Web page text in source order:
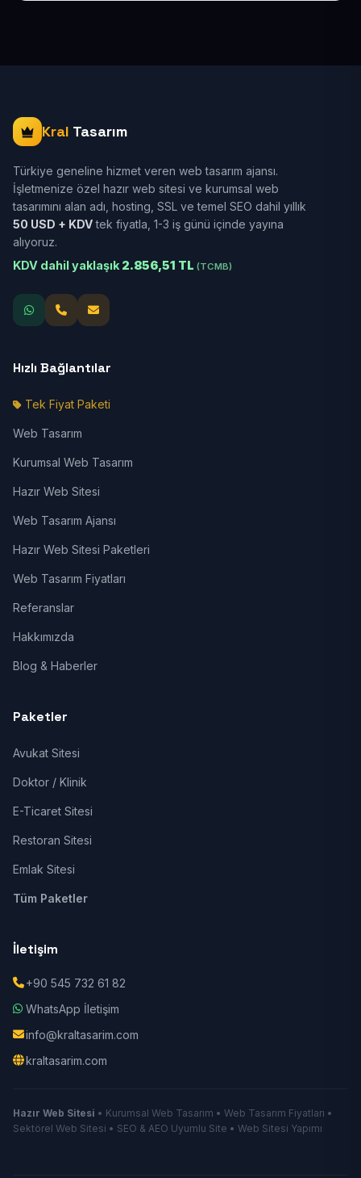
Kral Tasarım
Türkiye geneline hizmet veren web tasarım ajansı.
İşletmenize özel hazır web sitesi ve kurumsal web
tasarımını alan adı, hosting, SSL ve temel SEO dahil yıllık
50 USD + KDVtek fiyatla, 1-3 iş günü içinde yayına
alıyoruz.
KDV dahil yaklaşık 2.856,51 TL (TCMB)
Hızlı Bağlantılar
Tek Fiyat Paketi
Web Tasarım
Kurumsal Web Tasarım
Hazır Web Sitesi
Web Tasarım Ajansı
Hazır Web Sitesi Paketleri
Web Tasarım Fiyatları
Referanslar
Hakkımızda
Blog & Haberler
Paketler
Avukat Sitesi
Doktor / Klinik
E-Ticaret Sitesi
Restoran Sitesi
Emlak Sitesi
Tüm Paketler
İletişim
+90 545 732 61 82
WhatsApp İletişim
info@kraltasarim.com
kraltasarim.com
Hazır Web Sitesi • Kurumsal Web Tasarım • Web Tasarım Fiyatları •
Sektörel Web Sitesi • SEO & AEO Uyumlu Site • Web Sitesi Yapımı